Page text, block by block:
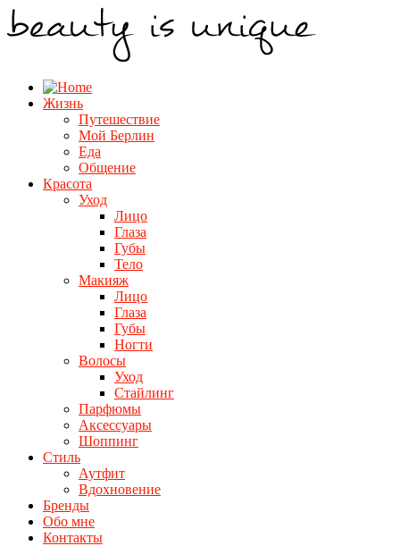
Жизнь
Путешествие
Мой Берлин
Еда
Общение
Красота
Уход
Лицо
Глаза
Губы
Тело
Макияж
Лицо
Глаза
Губы
Ногти
Волосы
Уход
Стайлинг
Парфюмы
Аксессуары
Шоппинг
Стиль
Аутфит
Вдохновение
Бренды
Обо мне
Контакты